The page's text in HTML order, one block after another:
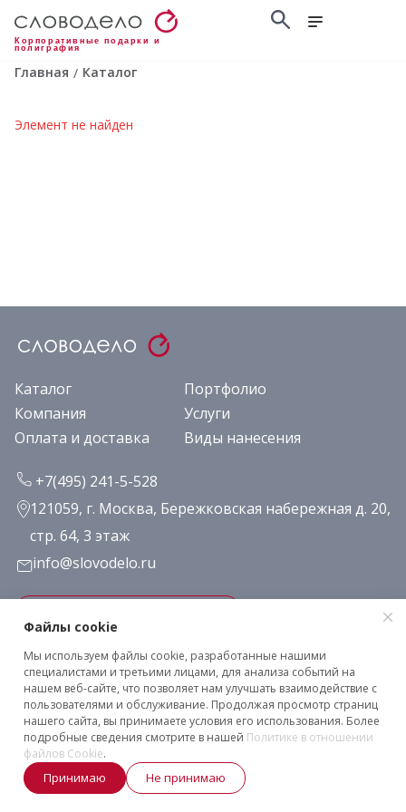
Корпоративные подарки и
полиграфия
Главная / Каталог
Элемент не найден
Каталог
Портфолио
Компания
Услуги
Оплата и доставка
Виды нанесения
+7(495) 241-5-528
121059, г. Москва, Бережковская набережная д. 20,
стр. 64, 3 этаж
info@slovodelo.ru
Заказать звонок
Подписаться на рассылку
Клиентское соглашение
Политика конфиденциальности
2026 © «Словодело». Все права защищены
Файлы cookie
Мы используем файлы cookie, разработанные нашими
специалистами и третьими лицами, для анализа событий на
нашем веб-сайте, что позволяет нам улучшать взаимодействие с
пользователями и обслуживание. Продолжая просмотр страниц
нашего сайта, вы принимаете условия его использования. Более
подробные сведения смотрите в нашей Политике в отношении
файлов Cookie.
Принимаю Не принимаю